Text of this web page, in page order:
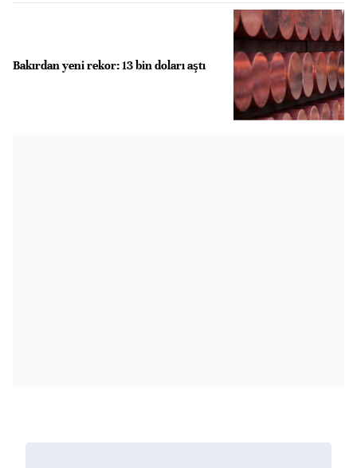
Bakırdan yeni rekor: 13 bin doları aştı